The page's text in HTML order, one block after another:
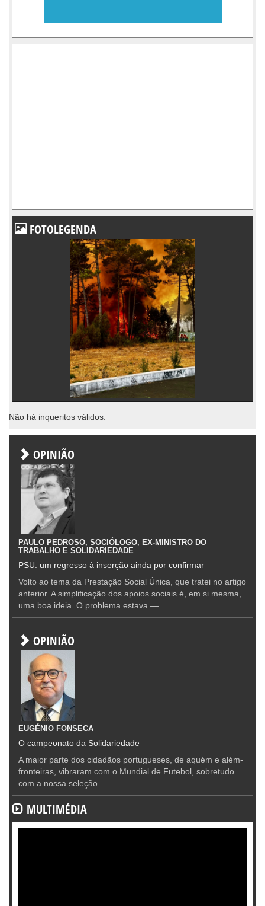
FOTOLEGENDA
Não há inqueritos válidos.
OPINIÃO
PAULO PEDROSO, SOCIÓLOGO, EX-MINISTRO DO
TRABALHO E SOLIDARIEDADE
PSU: um regresso à inserção ainda por confirmar
Volto ao tema da Prestação Social Única, que tratei no artigo
anterior. A simplificação dos apoios sociais é, em si mesma,
uma boa ideia. O problema estava —...
OPINIÃO
EUGÉNIO FONSECA
O campeonato da Solidariedade
A maior parte dos cidadãos portugueses, de aquém e além-
fronteiras, vibraram com o Mundial de Futebol, sobretudo
com a nossa seleção.
MULTIMÉDIA